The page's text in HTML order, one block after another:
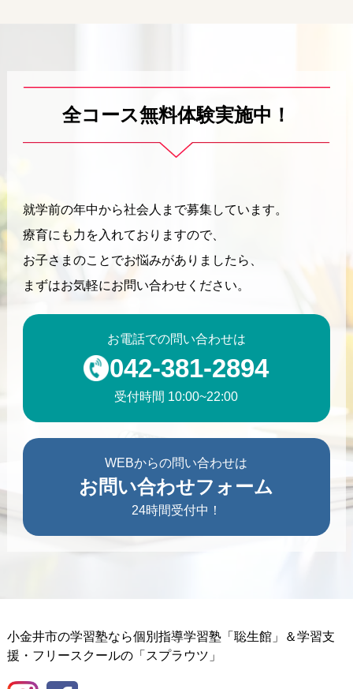
全コース無料体験実施中！
就学前の年中から社会人まで募集しています。
療育にも力を入れておりますので、
お子さまのことでお悩みがありましたら、
まずはお気軽にお問い合わせください。
お電話での問い合わせは
042-381-2894
受付時間 10:00~22:00
WEBからの問い合わせは
お問い合わせフォーム
24時間受付中！
小金井市の学習塾なら個別指導学習塾「聡生館」＆学習支
援・フリースクールの「スプラウツ」